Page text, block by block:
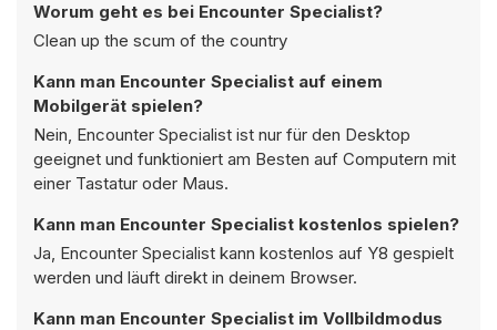
Worum geht es bei Encounter Specialist?
Clean up the scum of the country
Kann man Encounter Specialist auf einem
Mobilgerät spielen?
Nein, Encounter Specialist ist nur für den Desktop
geeignet und funktioniert am Besten auf Computern mit
einer Tastatur oder Maus.
Kann man Encounter Specialist kostenlos spielen?
Ja, Encounter Specialist kann kostenlos auf Y8 gespielt
werden und läuft direkt in deinem Browser.
Kann man Encounter Specialist im Vollbildmodus